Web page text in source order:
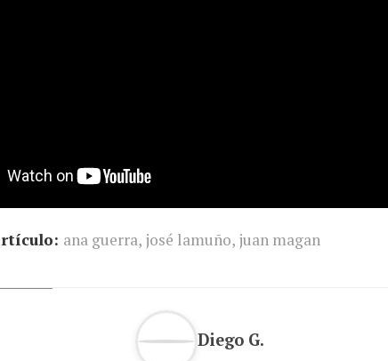
ana guerra, josé lamuño, juan magan
Diego G.